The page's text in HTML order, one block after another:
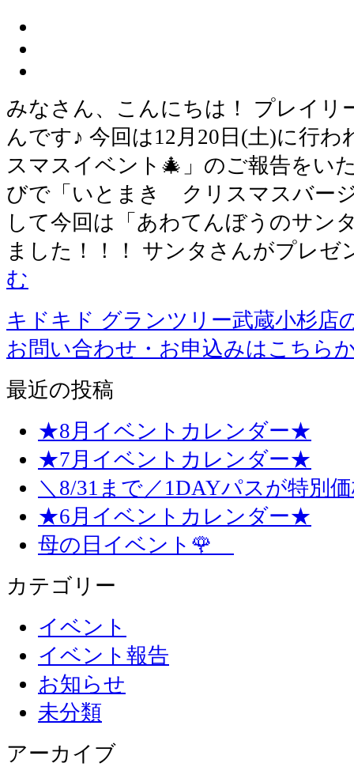
みなさん、こんにちは！ プレイリ
んです♪ 今回は12月20日(土)に行
スマスイベント🎄」のご報告をい
びで「いとまき クリスマスバー
して今回は「あわてんぼうのサン
ました！！！ サンタさんがプレ
む
キドキド グランツリー武蔵小杉店
お問い合わせ・お申込みはこちら
最近の投稿
★8月イベントカレンダー★
★7月イベントカレンダー★
＼8/31まで／1DAYパスが特別
★6月イベントカレンダー★
母の日イベント🌹
カテゴリー
イベント
イベント報告
お知らせ
未分類
アーカイブ